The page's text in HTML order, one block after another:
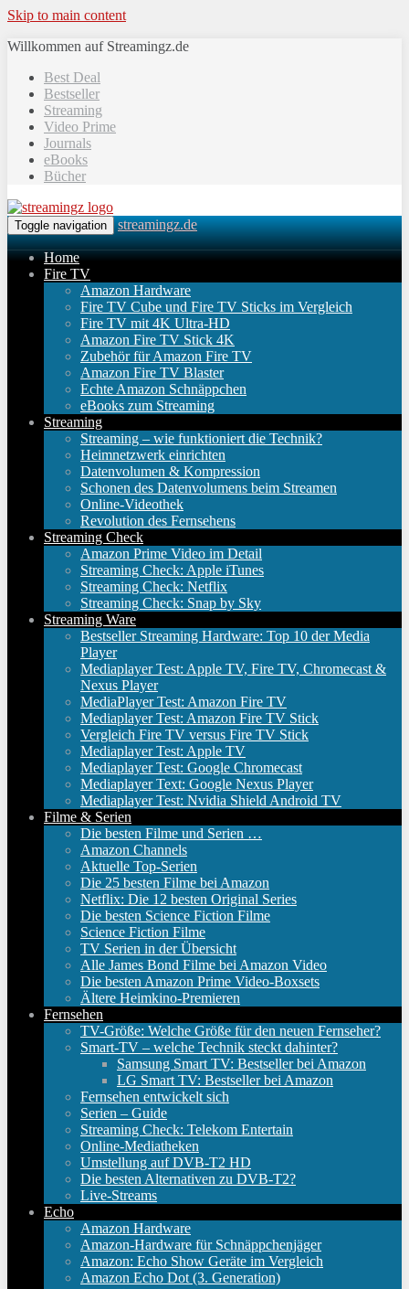
Skip to main content
Willkommen auf Streamingz.de
Best Deal
Bestseller
Streaming
Video Prime
Journals
eBooks
Bücher
Toggle navigation streamingz.de
Home
Fire TV
Amazon Hardware
Fire TV Cube und Fire TV Sticks im Vergleich
Fire TV mit 4K Ultra-HD
Amazon Fire TV Stick 4K
Zubehör für Amazon Fire TV
Amazon Fire TV Blaster
Echte Amazon Schnäppchen
eBooks zum Streaming
Streaming
Streaming – wie funktioniert die Technik?
Heimnetzwerk einrichten
Datenvolumen & Kompression
Schonen des Datenvolumens beim Streamen
Online-Videothek
Revolution des Fernsehens
Streaming Check
Amazon Prime Video im Detail
Streaming Check: Apple iTunes
Streaming Check: Netflix
Streaming Check: Snap by Sky
Streaming Ware
Bestseller Streaming Hardware: Top 10 der Media
Player
Mediaplayer Test: Apple TV, Fire TV, Chromecast &
Nexus Player
MediaPlayer Test: Amazon Fire TV
Mediaplayer Test: Amazon Fire TV Stick
Vergleich Fire TV versus Fire TV Stick
Mediaplayer Test: Apple TV
Mediaplayer Test: Google Chromecast
Mediaplayer Text: Google Nexus Player
Mediaplayer Test: Nvidia Shield Android TV
Filme & Serien
Die besten Filme und Serien …
Amazon Channels
Aktuelle Top-Serien
Die 25 besten Filme bei Amazon
Netflix: Die 12 besten Original Series
Die besten Science Fiction Filme
Science Fiction Filme
TV Serien in der Übersicht
Alle James Bond Filme bei Amazon Video
Die besten Amazon Prime Video-Boxsets
Ältere Heimkino-Premieren
Fernsehen
TV-Größe: Welche Größe für den neuen Fernseher?
Smart-TV – welche Technik steckt dahinter?
Samsung Smart TV: Bestseller bei Amazon
LG Smart TV: Bestseller bei Amazon
Fernsehen entwickelt sich
Serien – Guide
Streaming Check: Telekom Entertain
Online-Mediatheken
Umstellung auf DVB-T2 HD
Die besten Alternativen zu DVB-T2?
Live-Streams
Echo
Amazon Hardware
Amazon-Hardware für Schnäppchenjäger
Amazon: Echo Show Geräte im Vergleich
Amazon Echo Dot (3. Generation)